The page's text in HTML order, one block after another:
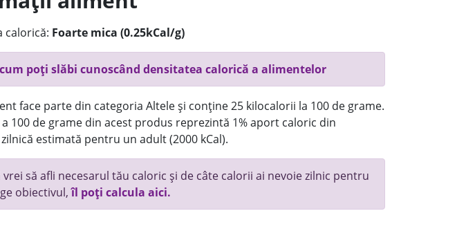
calorică: Foarte mica (0.25kCal/g)
poți slăbi cunoscând densitatea calorică a alimentelor
face parte din categoria Altele și conține 25 kilocalorii la 100 de grame.
100 de grame din acest produs reprezintă 1% aport caloric din
estimată pentru un adult (2000 kCal).
vrei să afli necesarul tău caloric și de câte calorii ai nevoie zilnic pentru
obiectivul,îl poți calcula aici.